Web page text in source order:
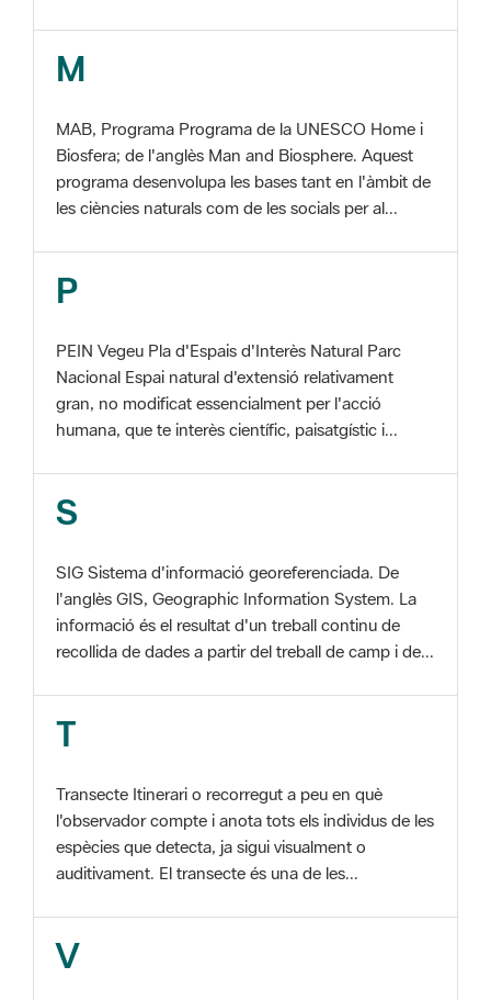
Biosfera; de l'anglès Man and Biosphere. Aquest
les ciències naturals com de les socials per al...
P
Nacional Espai natural d'extensió relativament
humana, que te interès científic, paisatgístic i...
S
l'anglès GIS, Geographic Information System. La
recollida de dades a partir del treball de camp i de...
T
auditivament. El transecte és una de les...
V
l'Àrea d'Espais Naturals de la Diputació de